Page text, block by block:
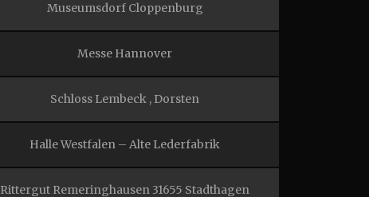
Museumsdorf Cloppenburg
Messe Hannover
Schloss Lembeck , Dorsten
Halle Westfalen – Alte Lederfabrik
Rittergut Remeringhausen 31655 Stadthagen